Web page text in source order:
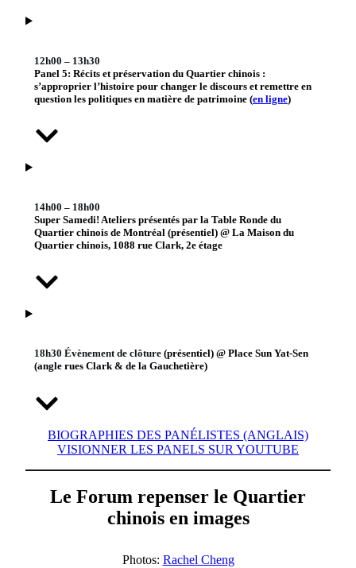
12h00 – 13h30
Panel 5: Récits et préservation du Quartier chinois :
s’approprier l’histoire pour changer le discours et remettre en
question les politiques en matière de patrimoine (en ligne)
14h00 – 18h00
Super Samedi! Ateliers présentés par la Table Ronde du
Quartier chinois de Montréal (présentiel) @ La Maison du
Quartier chinois, 1088 rue Clark, 2e étage
18h30 Évènement de clôture (présentiel) @ Place Sun Yat-Sen
(angle rues Clark & de la Gauchetière)
BIOGRAPHIES DES PANÉLISTES (ANGLAIS)
VISIONNER LES PANELS SUR YOUTUBE
Le Forum repenser le Quartier
chinois en images
Photos: Rachel Cheng